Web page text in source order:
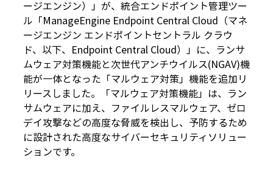
ージエンジン）」が、統合エンドポイント管理ツー
ル「ManageEngine Endpoint Central Cloud（マネ
ージエンジン エンドポイントセントラル クラウ
ド、以下、Endpoint Central Cloud）」に、ランサ
ムウェア対策機能と次世代アンチウイルス(NGAV)機
能が一体となった「マルウェア対策」機能を追加リ
リースしました。「マルウェア対策機能」は、ラン
サムウェアに加え、ファイルレスマルウェア、ゼロ
デイ攻撃などの高度な脅威を検出し、予防するため
に設計された高度なサイバーセキュリティソリュー
ションです。